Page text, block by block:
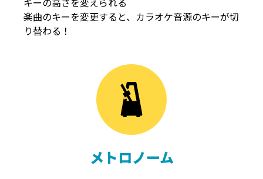
楽曲のキーを変更すると、カラオケ音源のキーが切
り替わる！
メトロノーム